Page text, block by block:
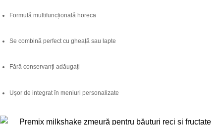
Formulă multifuncțională horeca
Se combină perfect cu gheață sau lapte
Fără conservanți adăugați
Ușor de integrat în meniuri personalizate